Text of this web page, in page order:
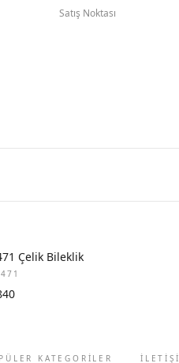
Satış Noktası
Çelik Bileklik
KATEGORİLER